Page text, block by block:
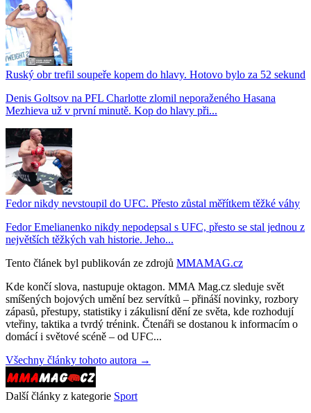
Ruský obr trefil soupeře kopem do hlavy. Hotovo bylo za 52 sekund
Denis Goltsov na PFL Charlotte zlomil neporaženého Hasana
Mezhieva už v první minutě. Kop do hlavy při...
Fedor nikdy nevstoupil do UFC. Přesto zůstal měřítkem těžké váhy
Fedor Emelianenko nikdy nepodepsal s UFC, přesto se stal jednou z
největších těžkých vah historie. Jeho...
Tento článek byl publikován ze zdrojů MMAMAG.cz
Kde končí slova, nastupuje oktagon. MMA Mag.cz sleduje svět
smíšených bojových umění bez servítků – přináší novinky, rozbory
zápasů, přestupy, statistiky i zákulisní dění ze světa, kde rozhodují
vteřiny, taktika a tvrdý trénink. Čtenáři se dostanou k informacím o
domácí i světové scéně – od UFC...
Všechny články tohoto autora →
Další články z kategorie Sport